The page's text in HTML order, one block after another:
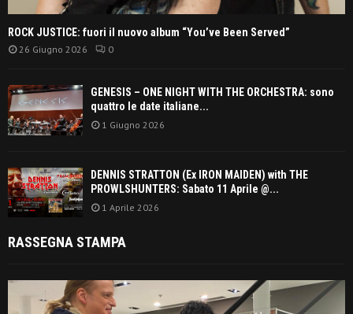
ROCK JUSTICE: fuori il nuovo album “You’ve Been Served”
26 Giugno 2026 0
GENESIS – ONE NIGHT WITH THE ORCHESTRA: sono
quattro le date italiane...
1 Giugno 2026
DENNIS STRATTON (Ex IRON MAIDEN) with THE
PROWLSHUNTERS: Sabato 11 Aprile @...
1 Aprile 2026
RASSEGNA STAMPA